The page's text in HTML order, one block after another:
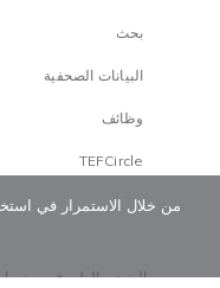
بحث
البيانات الصحفية
وظائف
TEFCircle
البنود و الظروف
من خلال الاستمرار في